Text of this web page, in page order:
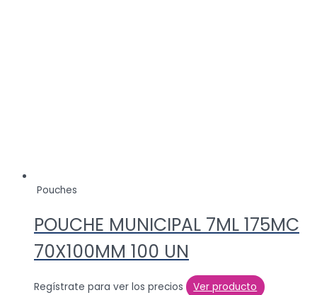
Pouches
POUCHE MUNICIPAL 7ML 175MC
70X100MM 100 UN
Regístrate para ver los precios Ver producto